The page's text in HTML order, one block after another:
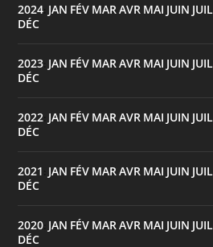
2024 JAN FÉV MARAVR MAI JUIN JUIL
DÉC
2023 JAN FÉV MARAVR MAI JUIN JUIL
DÉC
2022 JAN FÉV MARAVR MAI JUIN JUIL
DÉC
2021 JAN FÉV MARAVR MAI JUIN JUIL
DÉC
2020 JAN FÉV MARAVR MAI JUIN JUIL
DÉC